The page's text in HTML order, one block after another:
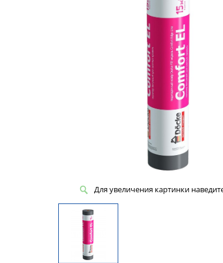
Для увеличения картинки